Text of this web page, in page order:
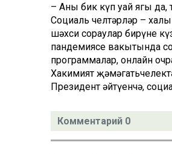
– Аның бик күп уңай ягы
Социаль челтәрләр –
шәхси сораулар бирүне
пандемиясе вакытында
программалар, онлайн
Хакимият
Президент әйтүенчә,
Комментарий 0